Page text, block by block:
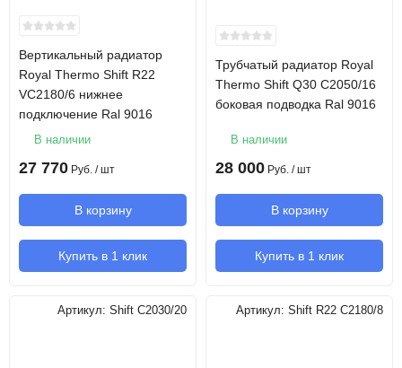
Вертикальный радиатор
Royal Thermo Shift R22
VC2180/6 нижнее
подключение Ral 9016
В наличии
27 770 Руб. / шт
В корзину
Купить в 1 клик
Трубчатый радиатор Royal
Thermo Shift Q30 C2050/16
боковая подводка Ral 9016
В наличии
28 000 Руб. / шт
В корзину
Купить в 1 клик
Артикул: Shift C2030/20 Артикул: Shift R22 C2180/8